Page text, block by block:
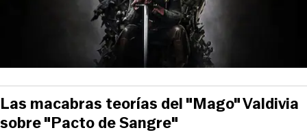
Las macabras teorías del "Mago" Valdivia
sobre "Pacto de Sangre"